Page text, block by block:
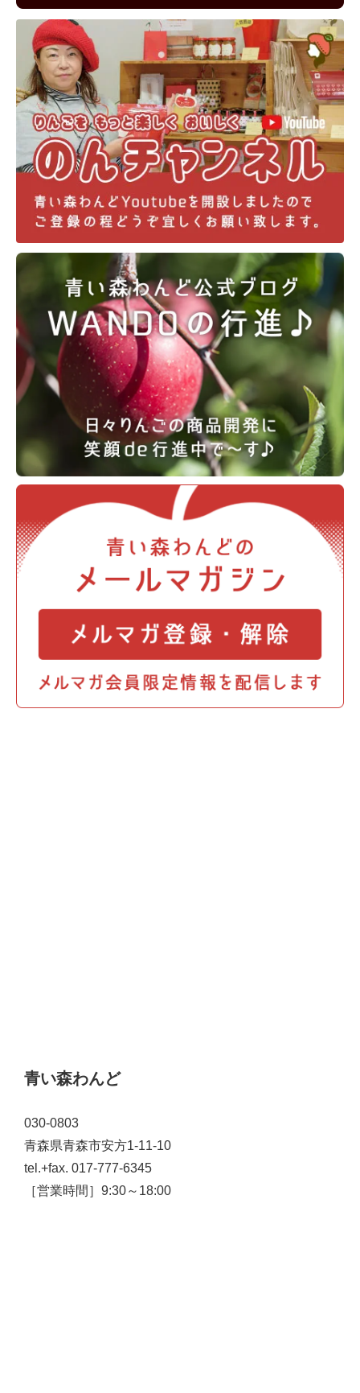
青い森わんど
030-0803
青森県青森市安方1-11-10
tel.+fax. 017-777-6345
［営業時間］9:30～18:00